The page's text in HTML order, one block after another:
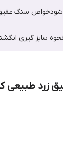
خواص سنگ
نحوه سایز گیری
زرد طبیعی